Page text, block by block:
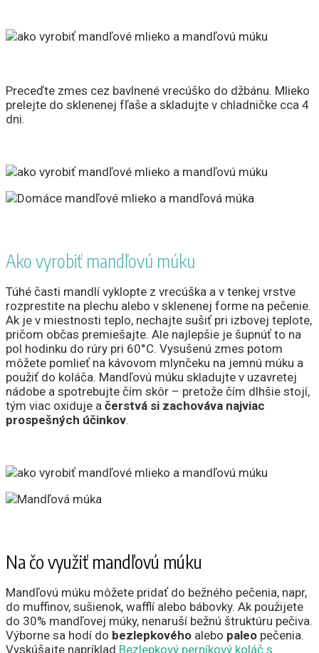
Preceďte zmes cez bavlnené vrecúško do džbánu. Mlieko
prelejte do sklenenej fľaše a skladujte v chladničke cca 4
dni.
Ako vyrobiť mandľovú múku
Túhé časti mandlí vyklopte z vrecúška a v tenkej vrstve
rozprestite na plechu alebo v sklenenej forme na pečenie.
Ak je v miestnosti teplo, nechajte sušiť pri izbovej teplote,
pričom občas premiešajte. Ale najlepšie je šupnúť to na
pol hodinku do rúry pri 60°C. Vysušenú zmes potom
môžete pomlieť na kávovom mlynčeku na jemnú múku a
použiť do koláča. Mandľovú múku skladujte v uzavretej
nádobe a spotrebujte čím skôr – pretože čím dlhšie stojí,
tým viac oxiduje a čerstvá si zachováva najviac
prospešných účinkov.
Na čo využiť mandľovú múku
Mandľovú múku môžete pridať do bežného pečenia, napr,
do muffinov, sušienok, wafflí alebo bábovky. Ak použijete
do 30% mandľovej múky, nenaruší bežnú štruktúru pečiva.
Výborne sa hodí do bezlepkového alebo paleo pečenia.
Vyskúšajte napríklad Bezlepkový perníkový koláč s